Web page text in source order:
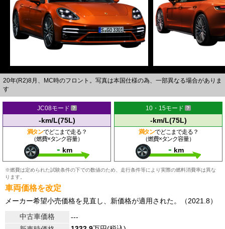
20年(R2)8月、MC時のフロント。写真は本国仕様の為、一部異なる場合がありま
す
JC08モード
-km/L(75L)
満タンでどこまで走る？
（燃費×タンク容量）
- km
10・15モード
-km/L(75L)
満タンでどこまで走る？
（燃費×タンク容量）
- km
※燃費は定められた試験条件の下での数値のため、走行条件等により実際の燃料消費率は異な
ります。
車両価格を改定
メーカー希望小売価格を見直し、新価格が適用された。（2021.8）
中古車価格
---